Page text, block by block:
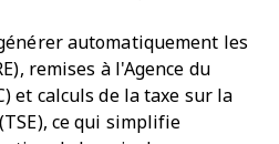
automatiquement les
remises à l'Agence du
et calculs de la taxe sur la
ce qui simplifie